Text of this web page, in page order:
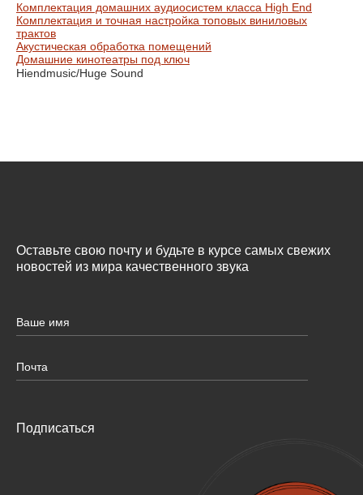
Комплектация домашних аудиосистем класса High End
Комплектация и точная настройка топовых виниловых
трактов
Акустическая обработка помещений
Домашние кинотеатры под ключ
Hiendmusic/Huge Sound
Оставьте свою почту и будьте в курсе самых свежих
новостей из мира качественного звука
Подписаться